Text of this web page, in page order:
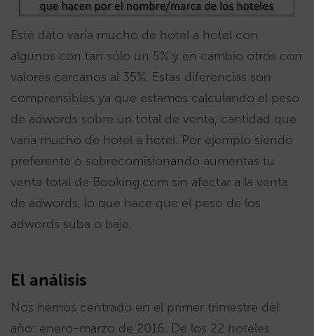
Este dato varía mucho de hotel a hotel con
algunos con tan sólo un 5% y en cambio otros con
valores cercanos al 35%. Estas diferencias son
comprensibles ya que estamos calculando el peso
de adwords sobre un total de venta, cantidad que
varía mucho de hotel a hotel. Por ejemplo siendo
preferente o sobrecomisionando aumentas tu
venta total de Booking.com sin afectar a la venta
de adwords, lo que hace que el peso de los
adwords suba o baje.
El análisis
Nos hemos centrado en el primer trimestre del
año: enero-marzo de 2016. De los 22 hoteles